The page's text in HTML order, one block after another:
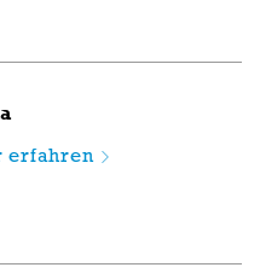
erfahren